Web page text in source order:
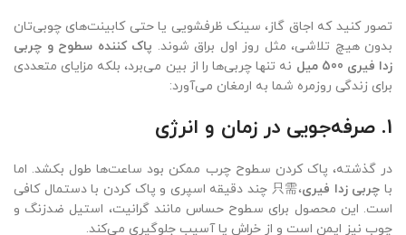
تصور کنید که اجاق گاز، سینک ظرفشویی یا حتی کابینت‌های چوبی‌تان
بدون هیچ تلاشی، مثل روز اول براق شوند. پاک کننده سطوح و چربی
زدا فیری 500 میل
نه تنها چربی‌ها را از بین می‌برد، بلکه مزایای متعددی
برای زندگی روزمره شما به ارمغان می‌آورد:
1. صرفه‌جویی در زمان و انرژی
در گذشته، پاک کردن سطوح چرب ممکن بود ساعت‌ها طول بکشد. اما
با چربی زدا فیری
،只需 چند دقیقه اسپری و پاک کردن با دستمال کافی
است. این محصول برای سطوح حساس مانند گرانیت، استیل ضدزنگ و
چوب نیز ایمن است و از خراش یا آسیب جلوگیری می‌کند.